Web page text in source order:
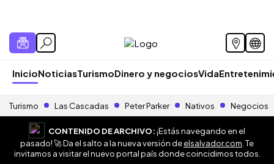
InicioNoticiasTurismoDinero y negociosVida
Turismo Las Cascadas Peter Parker Nativos Negocios
CONTENIDO DE ARCHIVO:¡Estás navegando en el
pasado! 🚀 Da el salto a la nueva versión deelsalvador.com . Te
invitamos a visitar el nuevo portal país donde coincidimos todos.